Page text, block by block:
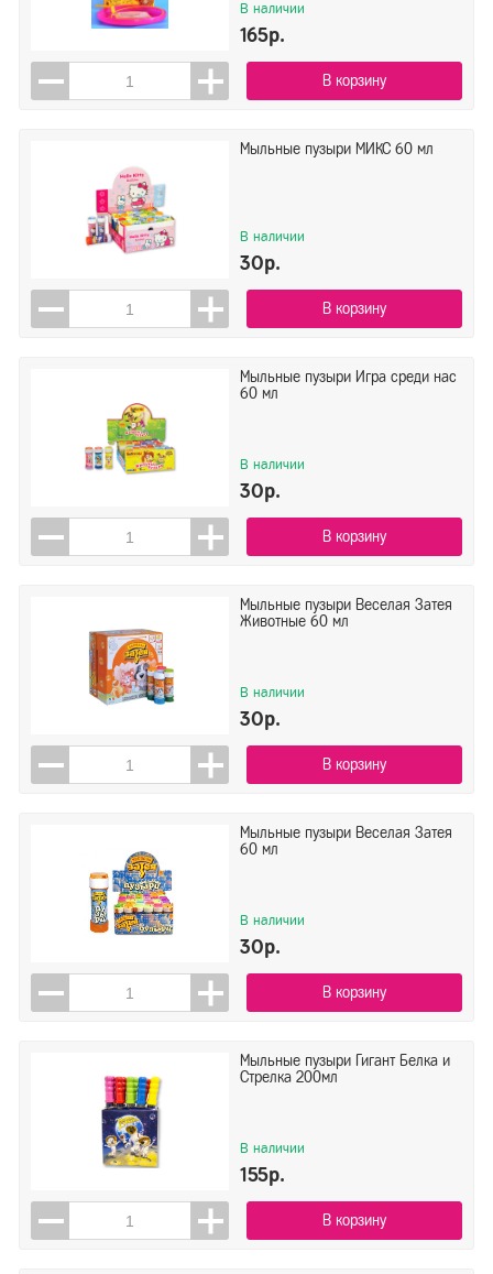
В наличии
165р.
В корзину
Мыльные пузыри МИКС 60 мл
В наличии
30р.
В корзину
Мыльные пузыри Игра среди нас
60 мл
В наличии
30р.
В корзину
Мыльные пузыри Веселая Затея
Животные 60 мл
В наличии
30р.
В корзину
Мыльные пузыри Веселая Затея
60 мл
В наличии
30р.
В корзину
Мыльные пузыри Гигант Белка и
Стрелка 200мл
В наличии
155р.
В корзину